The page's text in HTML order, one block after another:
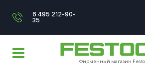
8 495 212-90-
35
Фирменный магазин